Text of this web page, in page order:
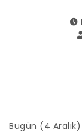
Bugün (4